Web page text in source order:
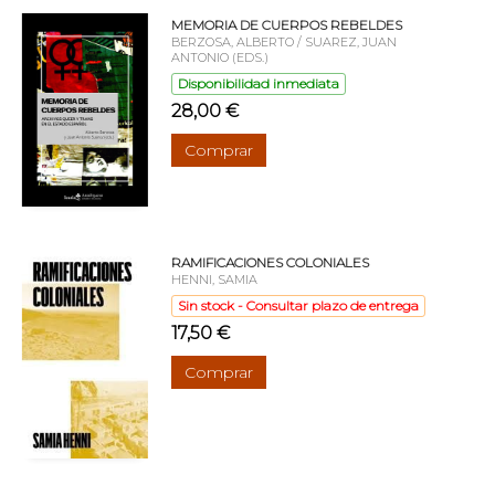
MEMORIA DE CUERPOS REBELDES
BERZOSA, ALBERTO / SUAREZ, JUAN
ANTONIO (EDS.)
Disponibilidad inmediata
28,00 €
Comprar
RAMIFICACIONES COLONIALES
HENNI, SAMIA
Sin stock - Consultar plazo de entrega
17,50 €
Comprar